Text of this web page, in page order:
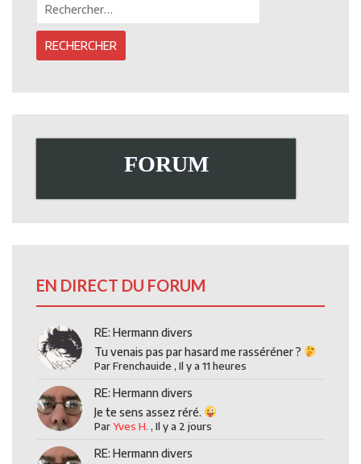
FORUM
EN DIRECT DU FORUM
RE: Hermann divers
Tu venais pas par hasard me rasséréner ?
ParFrenchauide ,Il y a 11 heures
RE: Hermann divers
Je te sens assez réré.
ParYves H. ,Il y a 2 jours
RE: Hermann divers